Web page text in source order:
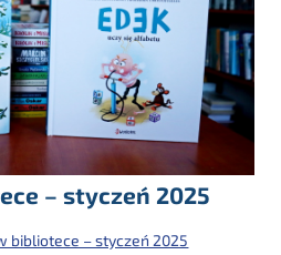
– styczeń 2025
bibliotece – styczeń 2025